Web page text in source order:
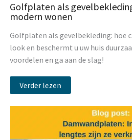
Golfplaten als
modern wonen
Golfplaten als gevelbekleding: hoe
look en beschermt u uw huis
voordelen en ga aan de slag!
Verder lezen